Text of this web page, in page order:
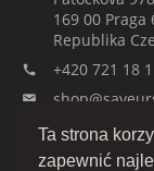
Ta strona
zapewnić
169 00 Praga
Republika
 +420 721 18
